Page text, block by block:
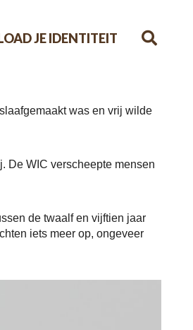
JE IDENTITEIT
was en vrij wilde
De WIC verscheepte mensen
de twaalf en vijftien jaar
iets meer op, ongeveer